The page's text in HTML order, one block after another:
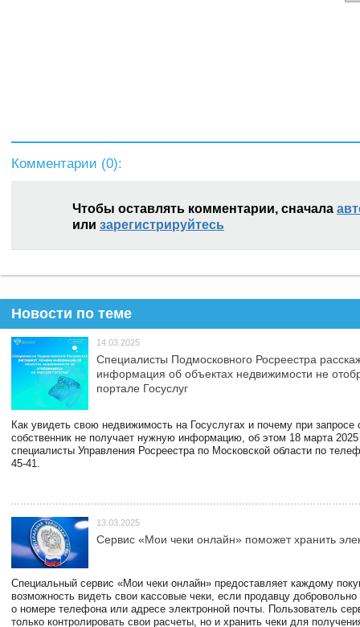
Комментарии (0):
Чтобы оставлять комментарии, сначала
или зарегистрируйтесь
Новости по теме
14.03.2025
Специалисты Подмосковного Росреестра
информация об объектах недвижимости не
портале Госуслуг
Как увидеть свою недвижимость на Госуслугах и почему при запросе
собственник не получает нужную информацию, об этом 18 марта 2025
специалисты Управления Росреестра по Московской области по
45-41.
13.03.2025
Сервис «Мои чеки онлайн» поможет хранить
Специальный сервис «Мои чеки онлайн» предоставляет каждому
возможность видеть свои кассовые чеки, если продавцу
о номере телефона или адресе электронной почты. Пользователь
только контролировать свои расчеты, но и хранить чеки для